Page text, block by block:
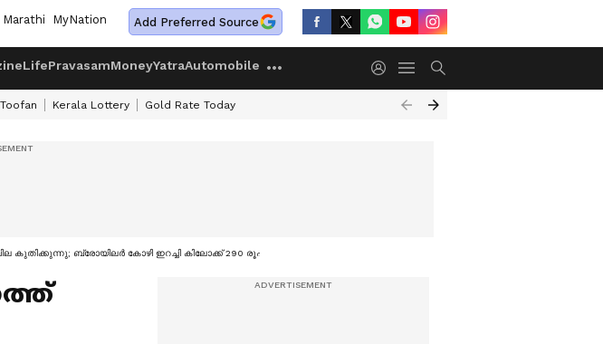
Marathi MyNation Add Preferred Source
LifePravasamMoneyYatraAutomobile
Kerala Lottery Gold Rate Today
കുതിക്കുന്നു; ബ്രോയിലര്‍ കോഴി ഇറച്ചി കിലോക്ക് 290 രൂപയായി